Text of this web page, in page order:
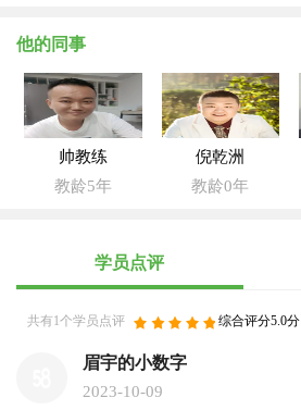
他的同事
帅教练
教龄5年
倪乾洲
教龄0年
学员点评
共有1个学员点评 综合评分5.0分
眉宇的小数字
2023-10-09